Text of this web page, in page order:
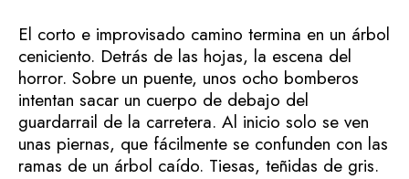
El corto e improvisado camino termina en un árbol
ceniciento. Detrás de las hojas, la escena del
horror. Sobre un puente, unos ocho bomberos
intentan sacar un cuerpo de debajo del
guardarrail de la carretera. Al inicio solo se ven
unas piernas, que fácilmente se confunden con las
ramas de un árbol caído. Tiesas, teñidas de gris.